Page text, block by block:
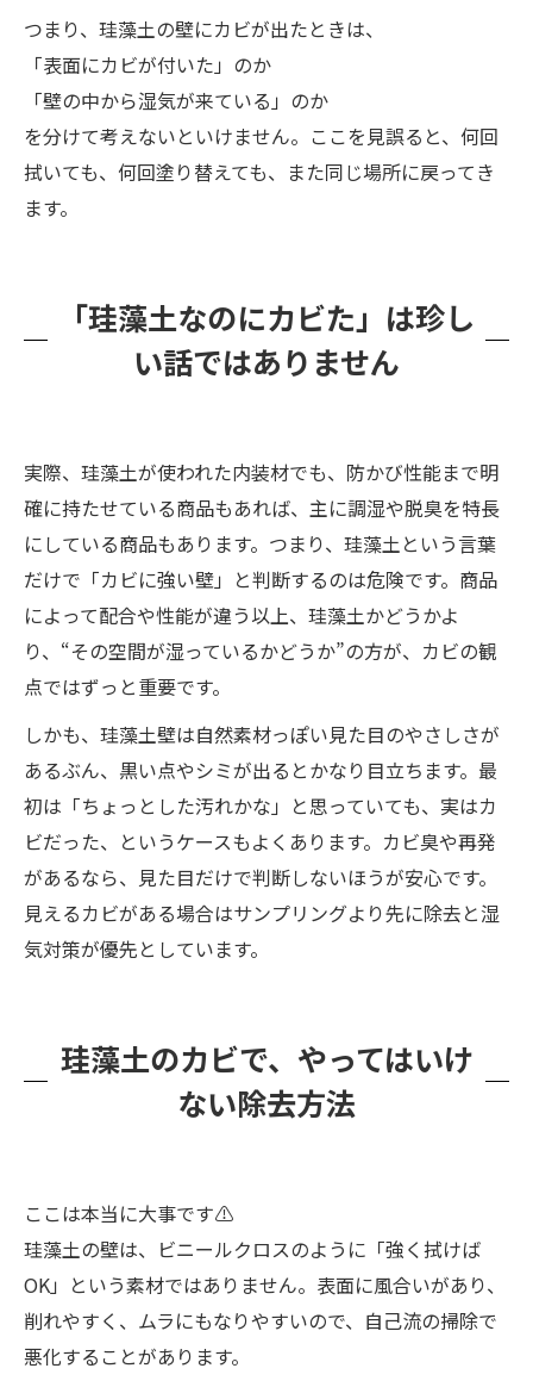
つまり、珪藻土の壁にカビが出たときは、
「表面にカビが付いた」のか
「壁の中から湿気が来ている」のか
を分けて考えないといけません。ここを見誤ると、何回
拭いても、何回塗り替えても、また同じ場所に戻ってき
ます。
「珪藻土なのにカビた」は珍し
い話ではありません
実際、珪藻土が使われた内装材でも、防かび性能まで明
確に持たせている商品もあれば、主に調湿や脱臭を特長
にしている商品もあります。つまり、珪藻土という言葉
だけで「カビに強い壁」と判断するのは危険です。商品
によって配合や性能が違う以上、珪藻土かどうかよ
り、“その空間が湿っているかどうか”の方が、カビの観
点ではずっと重要です。
しかも、珪藻土壁は自然素材っぽい見た目のやさしさが
あるぶん、黒い点やシミが出るとかなり目立ちます。最
初は「ちょっとした汚れかな」と思っていても、実はカ
ビだった、というケースもよくあります。カビ臭や再発
があるなら、見た目だけで判断しないほうが安心です。
見えるカビがある場合はサンプリングより先に除去と湿
気対策が優先としています。
珪藻土のカビで、やってはいけ
ない除去方法
ここは本当に大事です⚠️
珪藻土の壁は、ビニールクロスのように「強く拭けば
OK」という素材ではありません。表面に風合いがあり、
削れやすく、ムラにもなりやすいので、自己流の掃除で
悪化することがあります。